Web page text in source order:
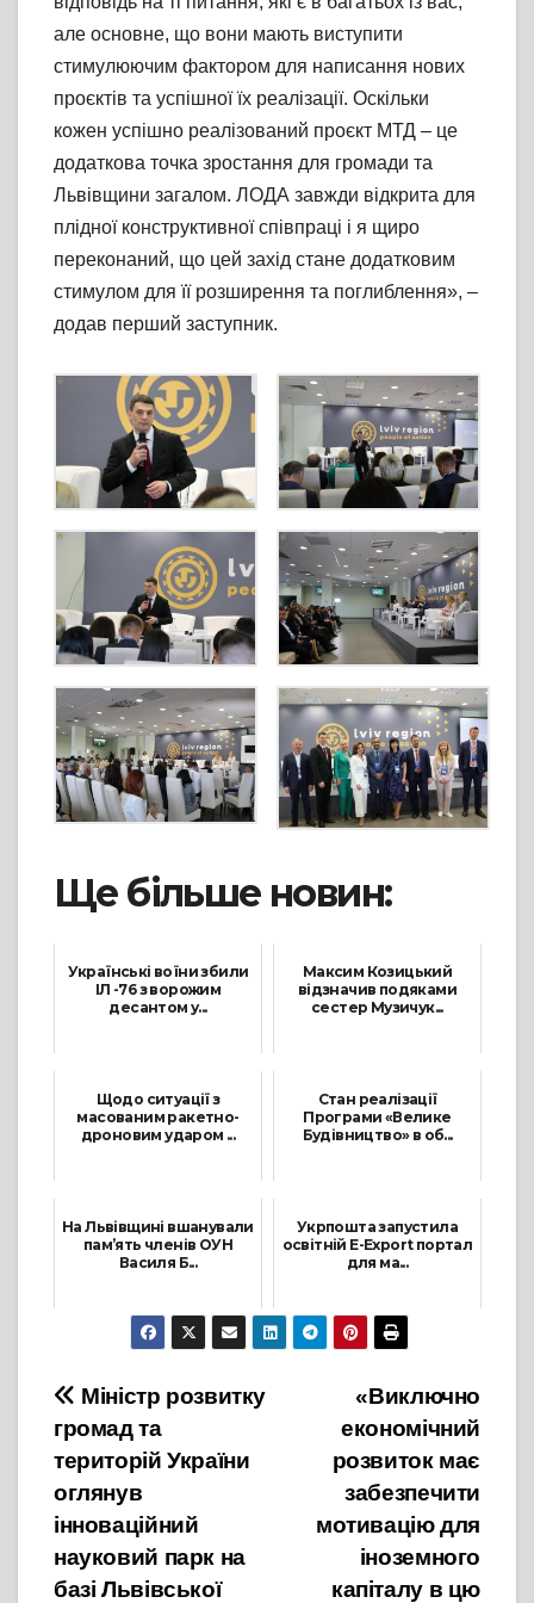
але основне, що вони мають виступити
стимулюючим фактором для написання нових
проєктів та успішної їх реалізації. Оскільки
кожен успішно реалізований проєкт МТД – це
додаткова точка зростання для громади та
Львівщини загалом. ЛОДА завжди відкрита для
плідної конструктивної співпраці і я щиро
переконаний, що цей захід стане додатковим
стимулом для її розширення та поглиблення», –
додав перший заступник.
Ще більше новин:
Українські воїни збили
ІЛ -76 з ворожим
десантом у...
Максим Козицький
відзначив подяками
сестер Музичук...
Щодо ситуації з
масованим ракетно-
дроновим ударом ...
Стан реалізації
Програми «Велике
Будівництво» в об...
На Львівщині вшанували
пам’ять членів ОУН
Василя Б...
23 Грудня, 2021
Укрпошта запустила
освітній E-Export портал
для ма...
23 Листопада, 2021
Навігація
записів
«Виключно
економічний
розвиток має
забезпечити
мотивацію для
іноземного
капіталу в цю
Міністр розвитку
громад та
територій України
оглянув
інноваційний
науковий парк на
базі Львівської